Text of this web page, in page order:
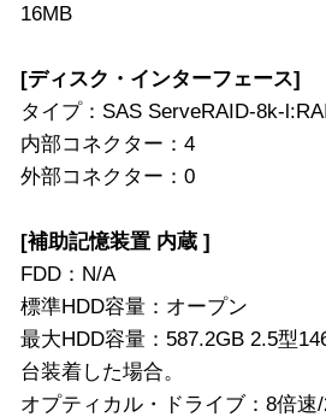
16MB
[ディスク・インターフェース]
タイプ：SAS ServeRAID-8k-
内部コネクター：4
外部コネクター：0
[補助記憶装置 内蔵 ]
FDD：N/A
標準HDD容量：オープン
最大HDD容量：587.2GB 2.5型
台装着した場合。
オプティカル・ドライブ：8倍